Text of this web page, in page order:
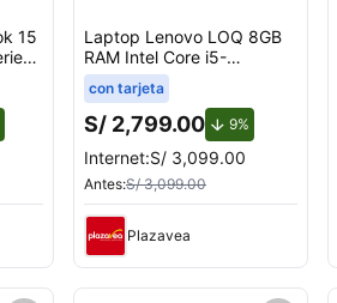
15
de descuento.
Laptop Lenovo LOQ 8GB
RAM Intel Core i5-
12450HX
con tarjeta
S/ 2,799.00 9% de
Internet:S/ 3,099.00
Antes:S/ 3,099.00
Plazavea